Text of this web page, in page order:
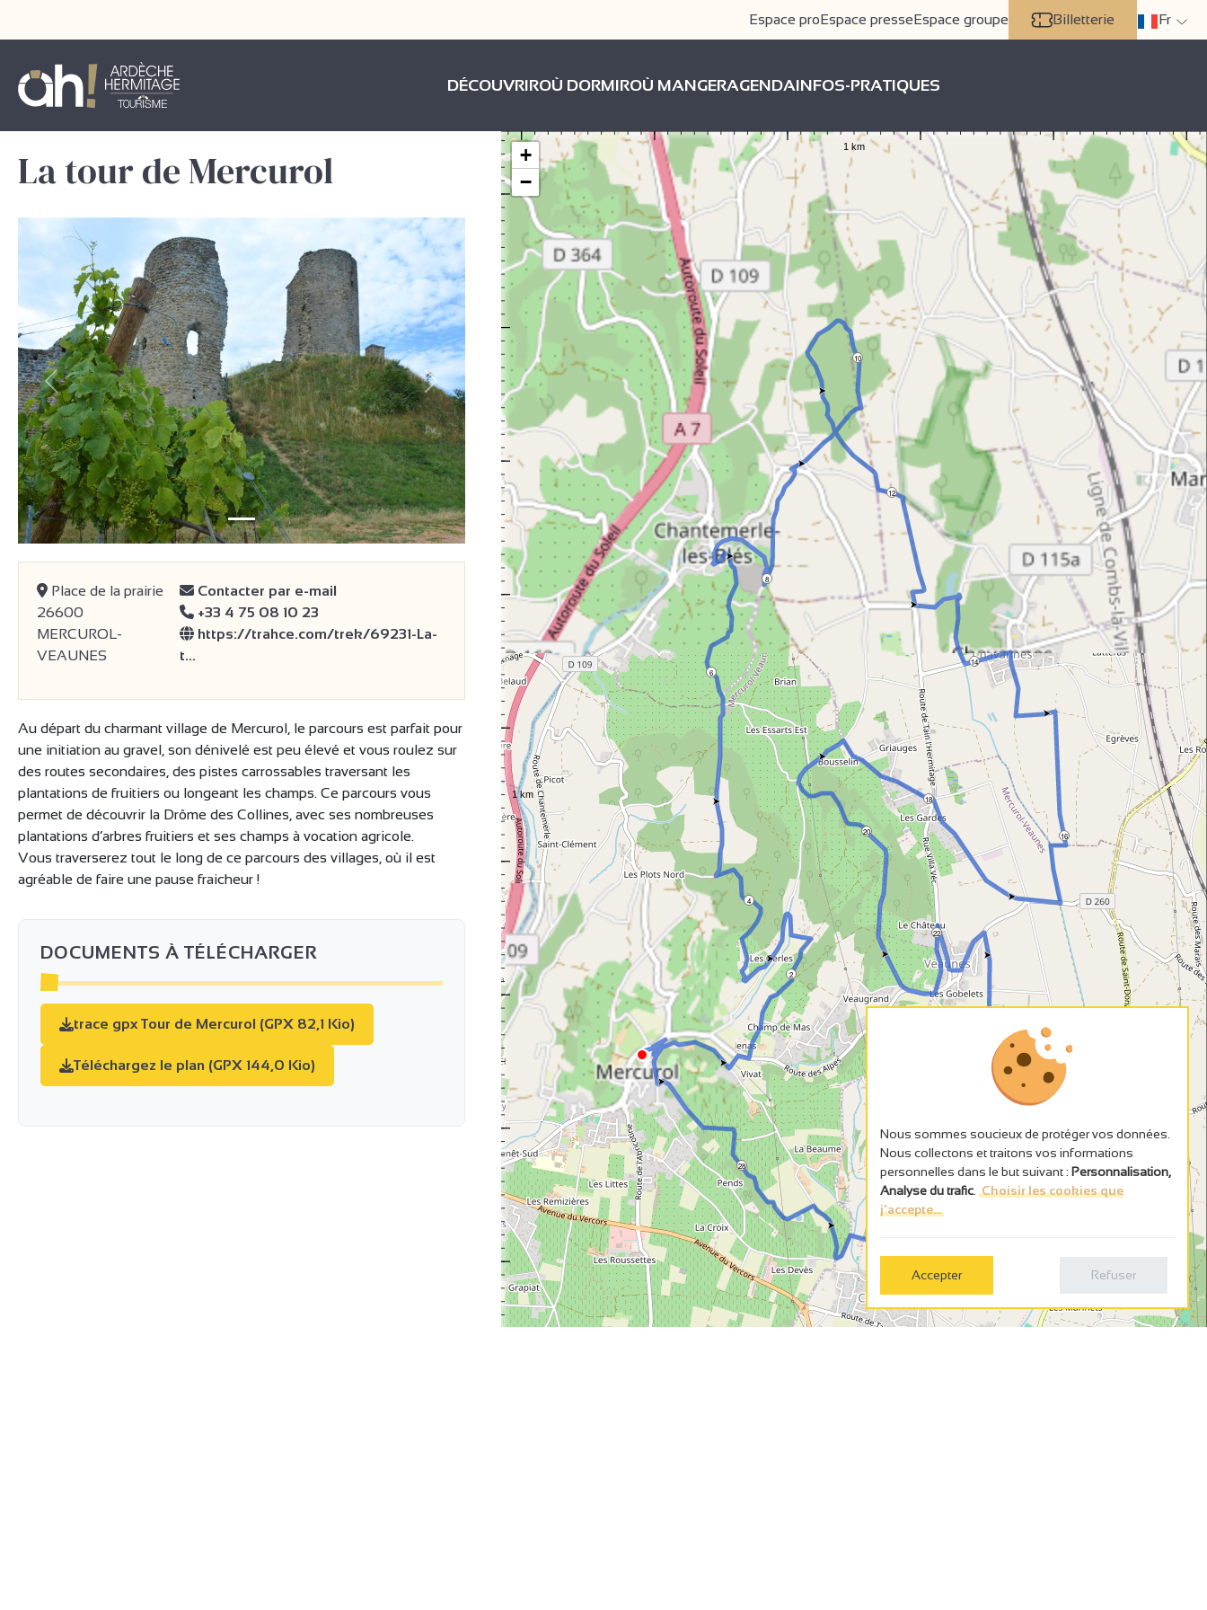
Espace proEspace presseEspace groupe Billetterie Fr
DÉCOUVRIROÙ DORMIROÙ MANGERAGENDAINFOS-PRATIQUES
La tour de Mercurol
précédent Suivant
Place de la prairie
26600
MERCUROL-
VEAUNES
Contacter par e-mail
+33 4 75 08 10 23
https://trahce.com/trek/69231-La-
t…
Au départ du charmant village de Mercurol, le parcours est parfait pour
une initiation au gravel, son dénivelé est peu élevé et vous roulez sur
des routes secondaires, des pistes carrossables traversant les
plantations de fruitiers ou longeant les champs. Ce parcours vous
permet de découvrir la Drôme des Collines, avec ses nombreuses
plantations d’arbres fruitiers et ses champs à vocation agricole.
Vous traverserez tout le long de ce parcours des villages, où il est
agréable de faire une pause fraicheur !
DOCUMENTS À TÉLÉCHARGER
trace gpx Tour de Mercurol (GPX 82,1 Kio)
Téléchargez le plan (GPX 144,0 Kio)
16
8
24
4
12
20
28
2
6
10
14
18
22
+
−
Nous sommes soucieux de protéger vos données.
Nous collectons et traitons vos informations
personnelles dans le but suivant : Personnalisation,
Analyse du trafic Choisir les cookies que
j'accepte...
Accepter Refuser